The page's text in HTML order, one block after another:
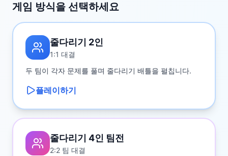
게임 방식을 선택하세요
줄다리기 2인
1:1 대결
두 팀이 각자 문제를 풀며 줄다리기 배틀을 펼칩니다.
플레이하기
줄다리기 4인 팀전
2:2 팀 대결